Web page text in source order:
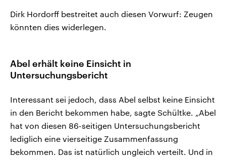
Dirk Hordorff bestreitet auch diesen Vorwurf: Zeugen
könnten dies widerlegen.
Abel erhält keine Einsicht in
Untersuchungsbericht
Interessant sei jedoch, dass Abel selbst keine Einsicht
in den Bericht bekommen habe, sagte Schültke. „Abel
hat von diesen 86-seitigen Untersuchungsbericht
lediglich eine vierseitige Zusammenfassung
bekommen. Das ist natürlich ungleich verteilt. Und in